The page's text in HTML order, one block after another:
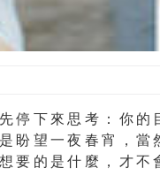
停下來思考： 你的
盼望一夜春宵
，當
要的是什麼， 才不